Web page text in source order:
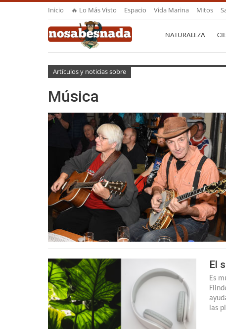
Inicio 🔥 Lo Más Visto Espacio Vida Marina Mitos
NATURALEZA
Artículos y noticias sobre
Música
El
Es
las